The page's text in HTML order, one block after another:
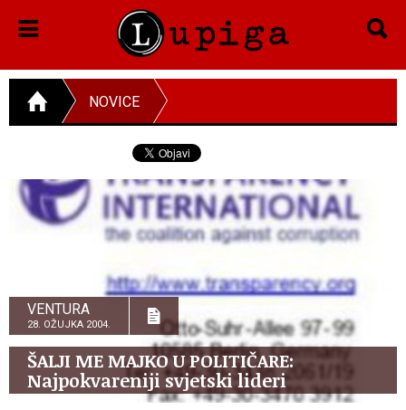
NOVICE
VENTURA
28. OŽUJKA 2004.
ŠALJI ME MAJKO U POLITIČARE:
Najpokvareniji svjetski lideri